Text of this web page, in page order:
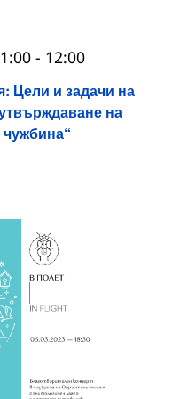
Цели и задачи на
на
- 12:00